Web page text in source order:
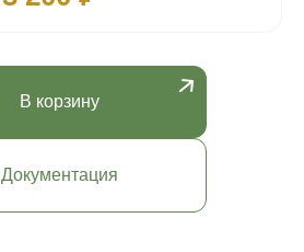
В корзину
Документация